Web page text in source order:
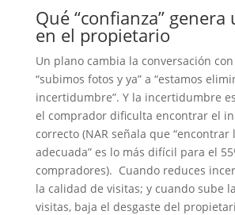
Qué “confianza”
en el propietario
Un plano cambia la conversación
“subimos fotos y ya” a “estamos
incertidumbre”. Y la incertidumbre
el comprador dificulta encontrar el
correcto (NAR señala que
adecuada” es lo más difícil para el
compradores). Cuando reduces
la calidad de visitas; y cuando sube
visitas, baja el desgaste del